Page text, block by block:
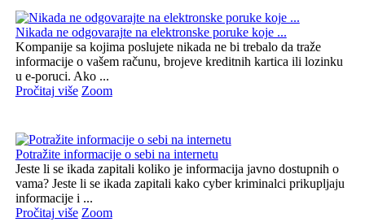
Nikada ne odgovarajte na elektronske poruke koje ...
Kompanije sa kojima poslujete nikada ne bi trebalo da traže
informacije o vašem računu, brojeve kreditnih kartica ili lozinku
u e-poruci. Ako ...
Pročitaj više Zoom
Potražite informacije o sebi na internetu
Jeste li se ikada zapitali koliko je informacija javno dostupnih o
vama? Jeste li se ikada zapitali kako cyber kriminalci prikupljaju
informacije i ...
Pročitaj više Zoom